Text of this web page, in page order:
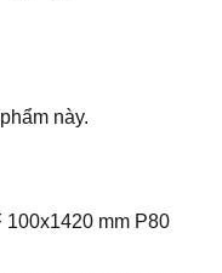
này.
mm P80